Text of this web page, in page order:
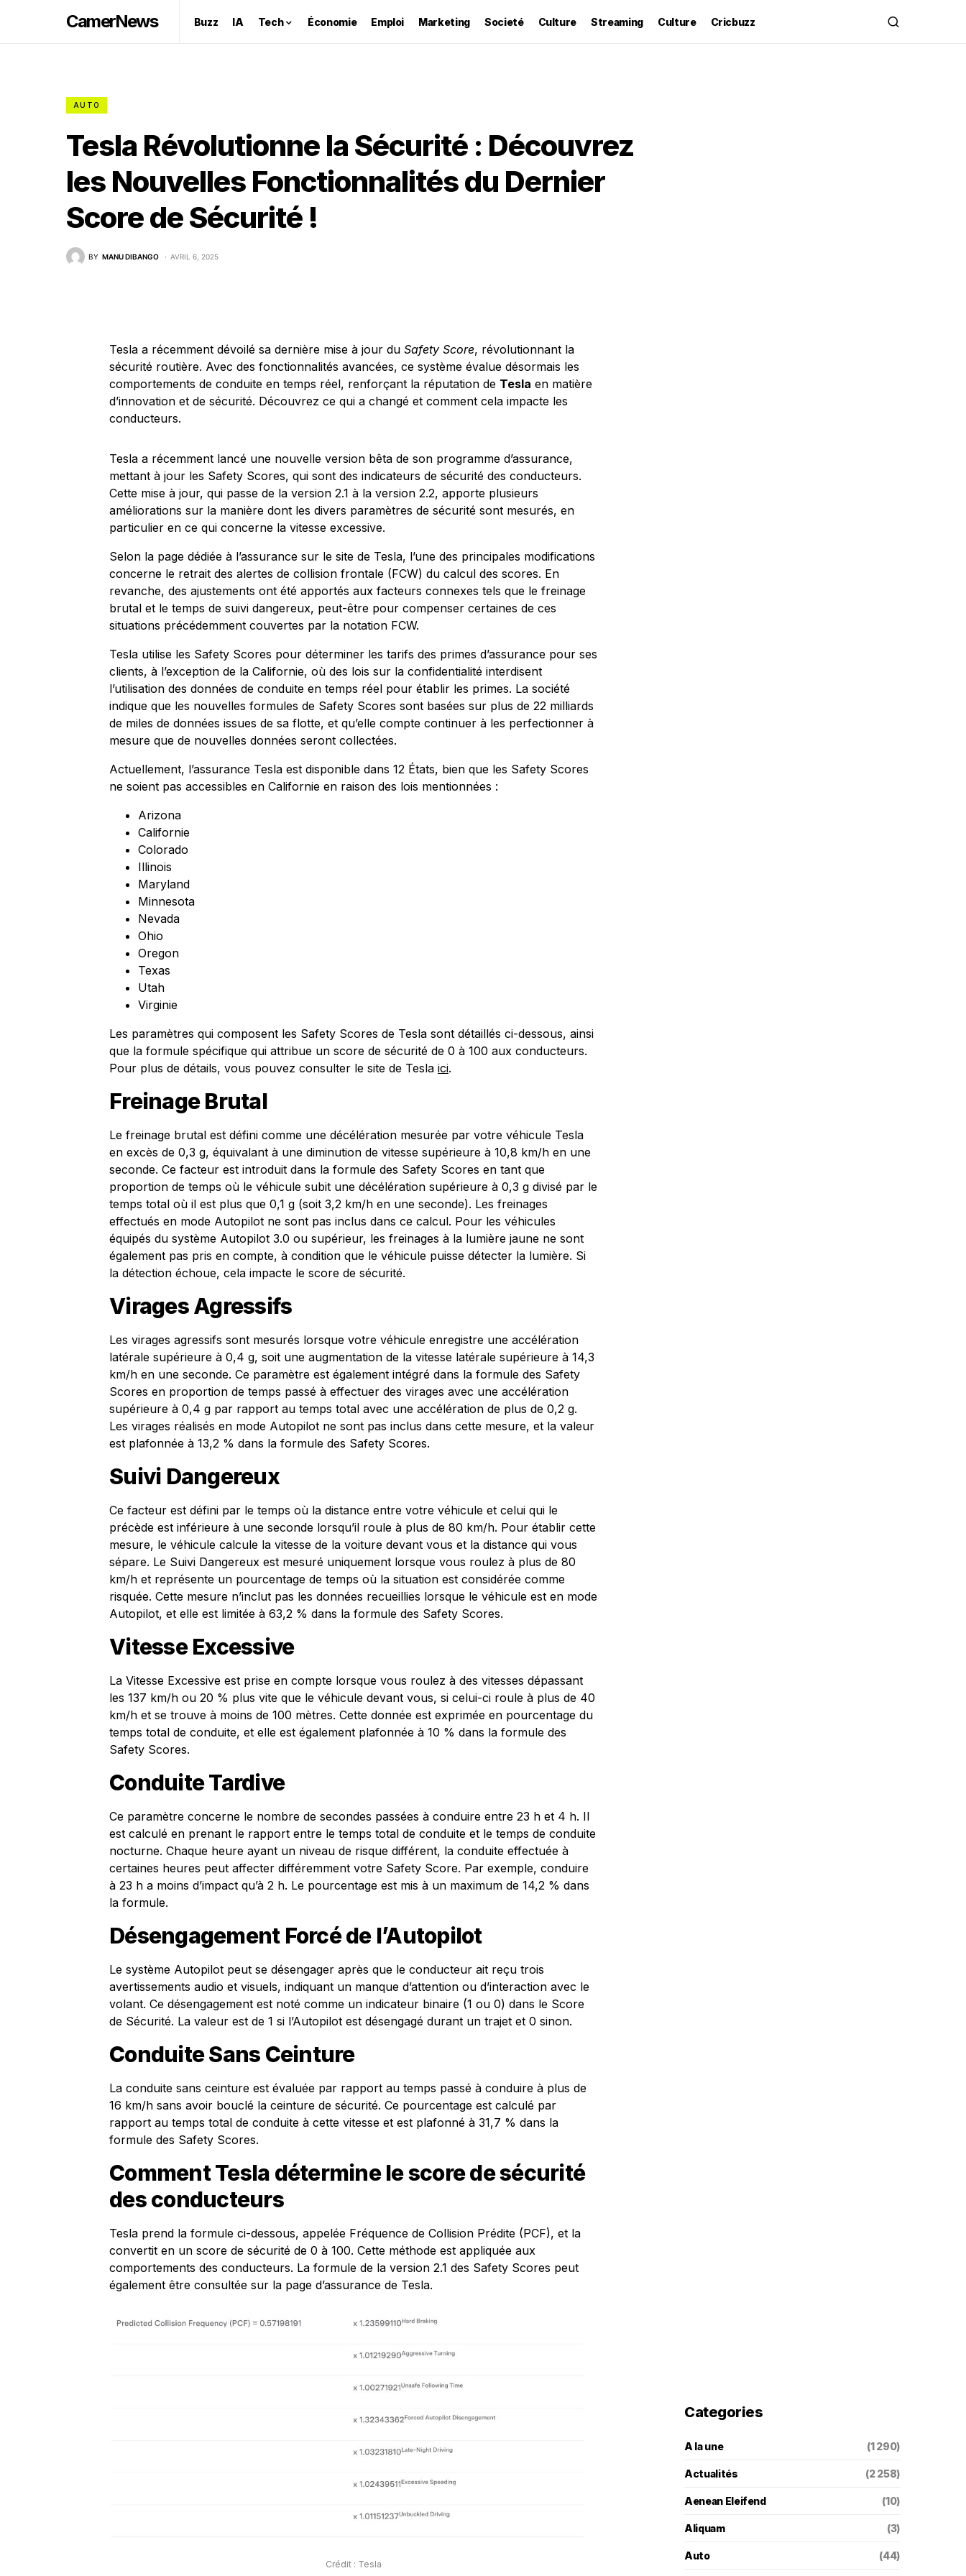
CamerNews Buzz IA Tech Économie Emploi Marketing Societé Culture Streaming Culture Cricbuzz
AUTO
Tesla Révolutionne la Sécurité : Découvrez
les Nouvelles Fonctionnalités du Dernier
Score de Sécurité !
BY MANU DIBANGO AVRIL 6, 2025
Tesla a récemment dévoilé sa dernière mise à jour du Safety Score, révolutionnant la
sécurité routière. Avec des fonctionnalités avancées, ce système évalue désormais les
comportements de conduite en temps réel, renforçant la réputation de Tesla en matière
d’innovation et de sécurité. Découvrez ce qui a changé et comment cela impacte les
conducteurs.
Tesla a récemment lancé une nouvelle version bêta de son programme d’assurance,
mettant à jour les Safety Scores, qui sont des indicateurs de sécurité des conducteurs.
Cette mise à jour, qui passe de la version 2.1 à la version 2.2, apporte plusieurs
améliorations sur la manière dont les divers paramètres de sécurité sont mesurés, en
particulier en ce qui concerne la vitesse excessive.
Selon la page dédiée à l’assurance sur le site de Tesla, l’une des principales modifications
concerne le retrait des alertes de collision frontale (FCW) du calcul des scores. En
revanche, des ajustements ont été apportés aux facteurs connexes tels que le freinage
brutal et le temps de suivi dangereux, peut-être pour compenser certaines de ces
situations précédemment couvertes par la notation FCW.
Tesla utilise les Safety Scores pour déterminer les tarifs des primes d’assurance pour ses
clients, à l’exception de la Californie, où des lois sur la confidentialité interdisent
l’utilisation des données de conduite en temps réel pour établir les primes. La société
indique que les nouvelles formules de Safety Scores sont basées sur plus de 22 milliards
de miles de données issues de sa flotte, et qu’elle compte continuer à les perfectionner à
mesure que de nouvelles données seront collectées.
Actuellement, l’assurance Tesla est disponible dans 12 États, bien que les Safety Scores
ne soient pas accessibles en Californie en raison des lois mentionnées :
Arizona
Californie
Colorado
Illinois
Maryland
Minnesota
Nevada
Ohio
Oregon
Texas
Utah
Virginie
Les paramètres qui composent les Safety Scores de Tesla sont détaillés ci-dessous, ainsi
que la formule spécifique qui attribue un score de sécurité de 0 à 100 aux conducteurs.
Pour plus de détails, vous pouvez consulter le site de Tesla ici.
Freinage Brutal
Le freinage brutal est défini comme une décélération mesurée par votre véhicule Tesla
en excès de 0,3 g, équivalant à une diminution de vitesse supérieure à 10,8 km/h en une
seconde. Ce facteur est introduit dans la formule des Safety Scores en tant que
proportion de temps où le véhicule subit une décélération supérieure à 0,3 g divisé par le
temps total où il est plus que 0,1 g (soit 3,2 km/h en une seconde). Les freinages
effectués en mode Autopilot ne sont pas inclus dans ce calcul. Pour les véhicules
équipés du système Autopilot 3.0 ou supérieur, les freinages à la lumière jaune ne sont
également pas pris en compte, à condition que le véhicule puisse détecter la lumière. Si
la détection échoue, cela impacte le score de sécurité.
Virages Agressifs
Les virages agressifs sont mesurés lorsque votre véhicule enregistre une accélération
latérale supérieure à 0,4 g, soit une augmentation de la vitesse latérale supérieure à 14,3
km/h en une seconde. Ce paramètre est également intégré dans la formule des Safety
Scores en proportion de temps passé à effectuer des virages avec une accélération
supérieure à 0,4 g par rapport au temps total avec une accélération de plus de 0,2 g.
Les virages réalisés en mode Autopilot ne sont pas inclus dans cette mesure, et la valeur
est plafonnée à 13,2 % dans la formule des Safety Scores.
Suivi Dangereux
Ce facteur est défini par le temps où la distance entre votre véhicule et celui qui le
précède est inférieure à une seconde lorsqu’il roule à plus de 80 km/h. Pour établir cette
mesure, le véhicule calcule la vitesse de la voiture devant vous et la distance qui vous
sépare. Le Suivi Dangereux est mesuré uniquement lorsque vous roulez à plus de 80
km/h et représente un pourcentage de temps où la situation est considérée comme
risquée. Cette mesure n’inclut pas les données recueillies lorsque le véhicule est en mode
Autopilot, et elle est limitée à 63,2 % dans la formule des Safety Scores.
Vitesse Excessive
La Vitesse Excessive est prise en compte lorsque vous roulez à des vitesses dépassant
les 137 km/h ou 20 % plus vite que le véhicule devant vous, si celui-ci roule à plus de 40
km/h et se trouve à moins de 100 mètres. Cette donnée est exprimée en pourcentage du
temps total de conduite, et elle est également plafonnée à 10 % dans la formule des
Safety Scores.
Conduite Tardive
Ce paramètre concerne le nombre de secondes passées à conduire entre 23 h et 4 h. Il
est calculé en prenant le rapport entre le temps total de conduite et le temps de conduite
nocturne. Chaque heure ayant un niveau de risque différent, la conduite effectuée à
certaines heures peut affecter différemment votre Safety Score. Par exemple, conduire
à 23 h a moins d’impact qu’à 2 h. Le pourcentage est mis à un maximum de 14,2 % dans
la formule.
Désengagement Forcé de l’Autopilot
Le système Autopilot peut se désengager après que le conducteur ait reçu trois
avertissements audio et visuels, indiquant un manque d’attention ou d’interaction avec le
volant. Ce désengagement est noté comme un indicateur binaire (1 ou 0) dans le Score
de Sécurité. La valeur est de 1 si l’Autopilot est désengagé durant un trajet et 0 sinon.
Conduite Sans Ceinture
La conduite sans ceinture est évaluée par rapport au temps passé à conduire à plus de
16 km/h sans avoir bouclé la ceinture de sécurité. Ce pourcentage est calculé par
rapport au temps total de conduite à cette vitesse et est plafonné à 31,7 % dans la
formule des Safety Scores.
Comment Tesla détermine le score de sécurité
des conducteurs
Tesla prend la formule ci-dessous, appelée Fréquence de Collision Prédite (PCF), et la
convertit en un score de sécurité de 0 à 100. Cette méthode est appliquée aux
comportements des conducteurs. La formule de la version 2.1 des Safety Scores peut
également être consultée sur la page d’assurance de Tesla.
Crédit : Tesla
Categories
A la une (1 290)
Actualités (2 258)
Aenean Eleifend (10)
Aliquam (3)
Auto (44)